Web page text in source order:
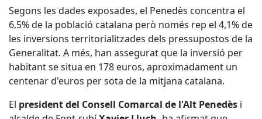
Segons les dades exposades, el Penedès concentra el
6,5% de la població catalana però només rep el 4,1% de
les inversions territorialitzades dels pressupostos de la
Generalitat. A més, han assegurat que la inversió per
habitant se situa en 178 euros, aproximadament un
centenar d'euros per sota de la mitjana catalana.
El president del Consell Comarcal de l'Alt Penedès i